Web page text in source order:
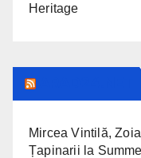
Heritage
Mircea Vintilă,
Țapinarii la